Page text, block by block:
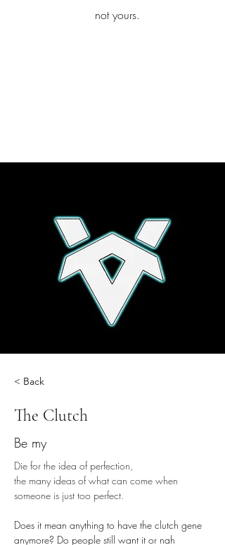
not yours.
< Back
The Clutch
Be my
Die for the idea of perfection,
the many ideas of what can come when
someone is just too perfect.
Does it mean anything to have the clutch gene
anymore? Do people still want it or nah